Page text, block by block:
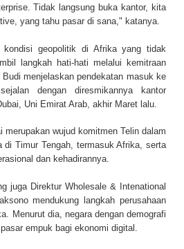
Tidak langsung buka kantor, kita
yang tahu pasar di sana," katanya.
kondisi geopolitik di Afrika yang tidak
langkah hati-hati melalui kemitraan
menjelaskan pendekatan masuk ke
dengan diresmikannya kantor
Uni Emirat Arab, akhir Maret lalu.
merupakan wujud komitmen Telin dalam
di Timur Tengah, termasuk Afrika, serta
dan kehadirannya.
juga Direktur Wholesale & Intenational
mendukung langkah perusahaan
Menurut dia, negara dengan demografi
empuk bagi ekonomi digital.